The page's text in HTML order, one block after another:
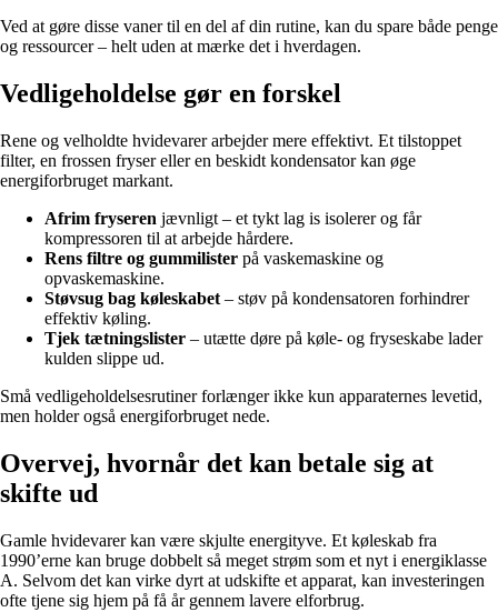
Ved at gøre disse vaner til en del af din rutine, kan du spare både penge
og ressourcer – helt uden at mærke det i hverdagen.
Vedligeholdelse gør en forskel
Rene og velholdte hvidevarer arbejder mere effektivt. Et tilstoppet
filter, en frossen fryser eller en beskidt kondensator kan øge
energiforbruget markant.
Afrim fryseren jævnligt – et tykt lag is isolerer og får
kompressoren til at arbejde hårdere.
Rens filtre og gummilister på vaskemaskine og
opvaskemaskine.
Støvsug bag køleskabet – støv på kondensatoren forhindrer
effektiv køling.
Tjek tætningslister – utætte døre på køle- og fryseskabe lader
kulden slippe ud.
Små vedligeholdelsesrutiner forlænger ikke kun apparaternes levetid,
men holder også energiforbruget nede.
Overvej, hvornår det kan betale sig at
skifte ud
Gamle hvidevarer kan være skjulte energityve. Et køleskab fra
1990’erne kan bruge dobbelt så meget strøm som et nyt i energiklasse
A. Selvom det kan virke dyrt at udskifte et apparat, kan investeringen
ofte tjene sig hjem på få år gennem lavere elforbrug.